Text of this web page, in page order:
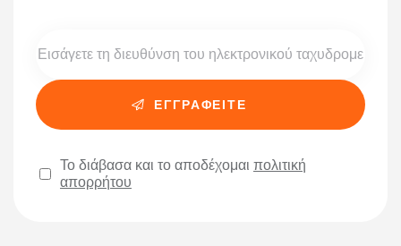
Το διάβασα και το αποδέχομαι πολιτική
απορρήτου